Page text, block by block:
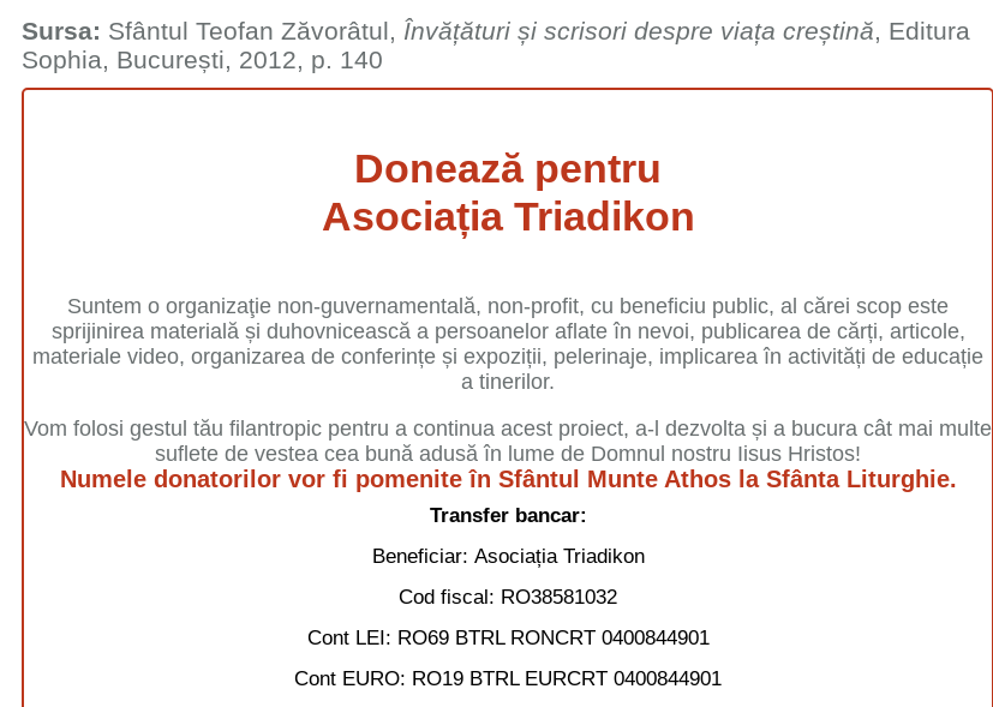
Sursa: Sfântul Teofan Zăvorâtul, Învățături și scrisori despre viața creștină, Editura
Sophia, București, 2012, p. 140
Donează pentru
Asociația Triadikon
Suntem o organizaţie non-guvernamentală, non-profit, cu beneficiu public, al cărei scop este
sprijinirea materială și duhovnicească a persoanelor aflate în nevoi, publicarea de cărți, articole,
materiale video, organizarea de conferințe și expoziții, pelerinaje, implicarea în activități de educație
a tinerilor.
Vom folosi gestul tău filantropic pentru a continua acest proiect, a-l dezvolta și a bucura cât mai multe
suflete de vestea cea bună adusă în lume de Domnul nostru Iisus Hristos!
Numele donatorilor vor fi pomenite în Sfântul Munte Athos la Sfânta Liturghie.
Transfer bancar:
Beneficiar: Asociația Triadikon
Cod fiscal: RO38581032
Cont LEI: RO69 BTRL RONCRT 0400844901
Cont EURO: RO19 BTRL EURCRT 0400844901